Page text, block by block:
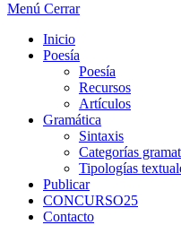
Menú Cerrar
Inicio
Poesía
Poesía
Recursos
Artículos
Gramática
Sintaxis
Categorías
Tipologías
Publicar
CONCURSO25
Contacto